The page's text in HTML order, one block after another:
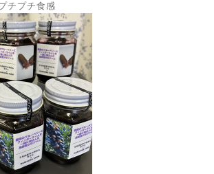
チプチ食感